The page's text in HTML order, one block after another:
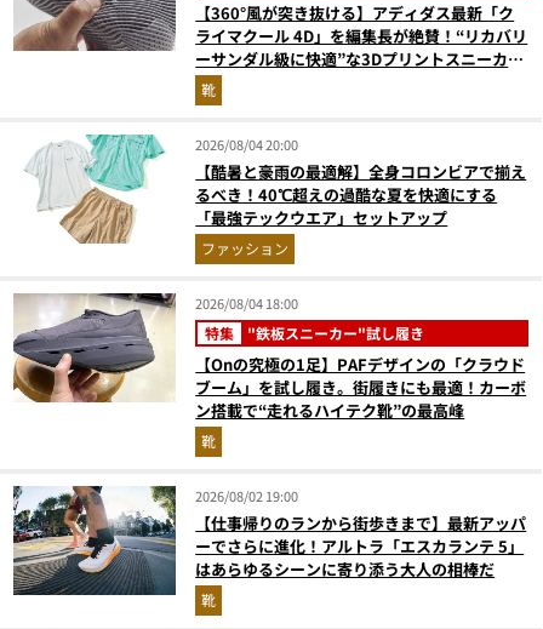
【360°風が突き抜ける】アディダス最新「ク
ライマクール 4D」を編集長が絶賛！“リカバリ
ーサンダル級に快適”な3Dプリントスニーカー
『コレ買いです』Vol.173
靴
2026/08/04 20:00
【酷暑と豪雨の最適解】全身コロンビアで揃え
るべき！40℃超えの過酷な夏を快適にする
「最強テックウエア」セットアップ
ファッション
2026/08/04 18:00
特集 "鉄板スニーカー"試し履き
【Onの究極の1足】PAFデザインの「クラウド
ブーム」を試し履き。街履きにも最適！カーボ
ン搭載で“走れるハイテク靴”の最高峰
靴
2026/08/02 19:00
【仕事帰りのランから街歩きまで】最新アッパ
ーでさらに進化！アルトラ「エスカランテ 5」
はあらゆるシーンに寄り添う大人の相棒だ
靴